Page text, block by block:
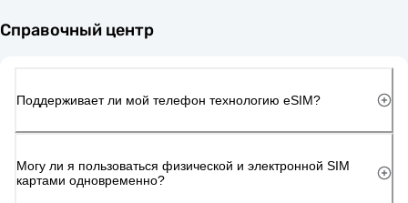
Справочный центр
Поддерживает ли мой телефон технологию eSIM?
Могу ли я пользоваться физической и электронной SIM
картами одновременно?